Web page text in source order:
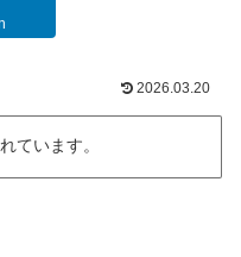
2026.03.20
ています。